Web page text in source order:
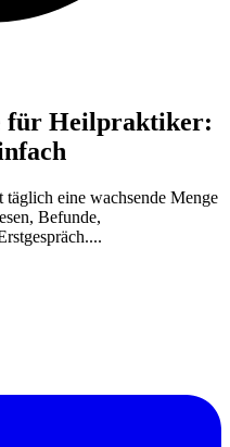
für Heilpraktiker:
eine wachsende Menge
Befunde,